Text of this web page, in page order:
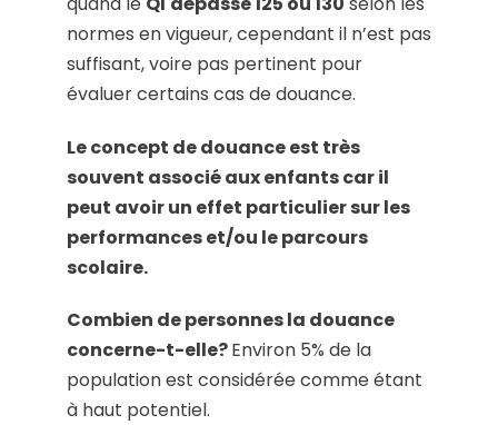
normes en vigueur, cependant il n’est pas
suffisant, voire pas pertinent pour
évaluer certains cas de douance.
Le concept de douance est très
souvent associé aux enfants car il
peut avoir un effet particulier sur les
performances et/ou le parcours
scolaire.
Combien de personnes la douance
concerne-t-elle?Environ 5% de la
population est considérée comme étant
à haut potentiel.